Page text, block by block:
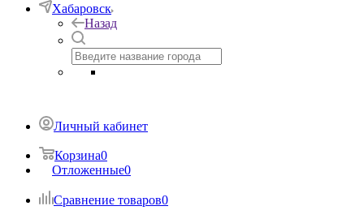
Хабаровск
Назад
Личный кабинет
Корзина0
Отложенные0
Сравнение товаров0